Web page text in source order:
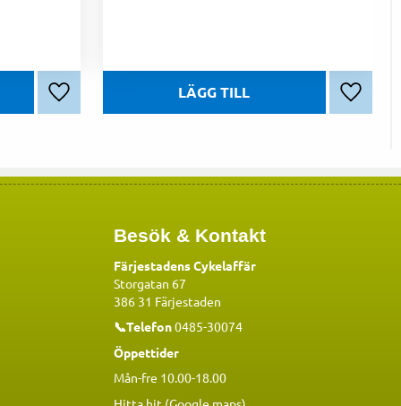
Lägg till i favoriter Lägg
Besök & Kontakt
Färjestadens Cykelaffär
Storgatan 67
386 31 Färjestaden
📞Telefon0485-30074
Öppettider
Mån-fre 10.00-18.00